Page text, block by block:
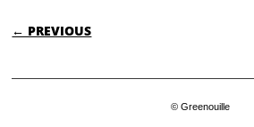
o
POST NAVIGATION
← PREVIOUS
© Greenouille